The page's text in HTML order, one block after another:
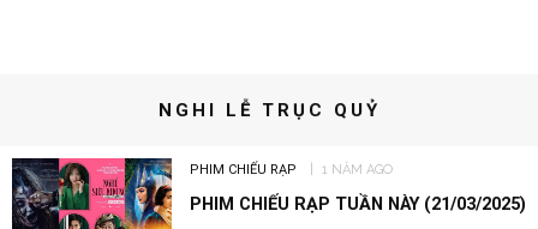
NGHI LỄ TRỤC QUỶ
PHIM CHIẾU RẠP 1 NĂM AGO
PHIM CHIẾU RẠP TUẦN NÀY (21/03/2025)